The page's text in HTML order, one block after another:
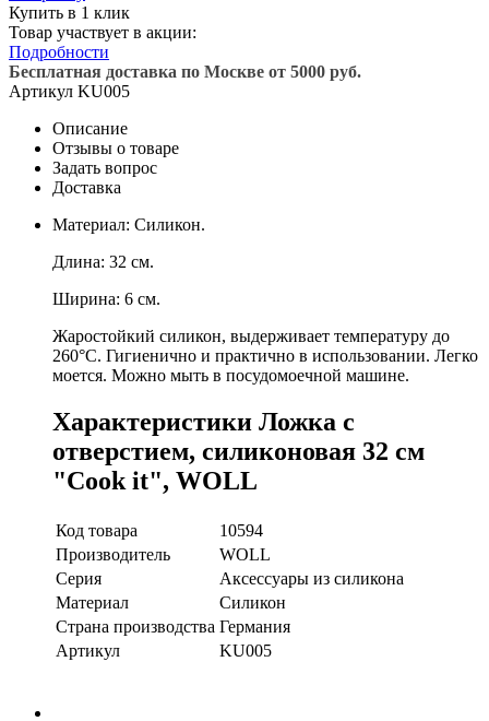
Купить в 1 клик
Товар участвует в акции:
Подробности
Бесплатная доставка по Москве от 5000 руб.
Артикул KU005
Описание
Отзывы о товаре
Задать вопрос
Доставка
Материал: Силикон.
Длина: 32 см.
Ширина: 6 см.
Жаростойкий силикон, выдерживает температуру до
260°C. Гигиенично и практично в использовании. Легко
моется. Можно мыть в посудомоечной машине.
Характеристики Ложка с
отверстием, силиконовая 32 см
"Cook it", WOLL
Код товара
10594
Производитель
WOLL
Серия
Аксессуары из силикона
Материал
Силикон
Страна производства Германия
Артикул
KU005